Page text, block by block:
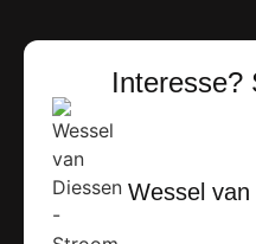
Interesse?
Wessel van